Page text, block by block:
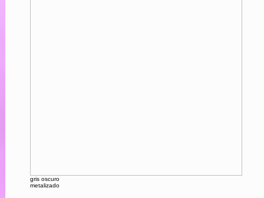
gris oscuro
metalizado